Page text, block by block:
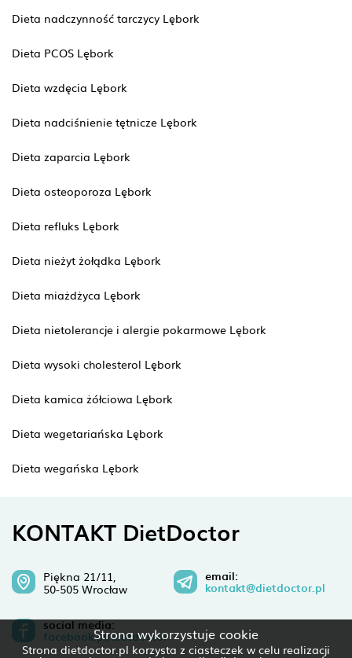
Strona wykorzystuje cookie
Strona dietdoctor.pl korzysta z ciasteczek w celu realizacji
Dieta nadczynność tarczycy Lębork
Dieta PCOS Lębork
Dieta wzdęcia Lębork
Dieta nadciśnienie tętnicze Lębork
Dieta zaparcia Lębork
Dieta osteoporoza Lębork
Dieta refluks Lębork
Dieta nieżyt żołądka Lębork
Dieta miażdżyca Lębork
Dieta nietolerancje i alergie pokarmowe Lębork
Dieta wysoki cholesterol Lębork
Dieta kamica żółciowa Lębork
Dieta wegetariańska Lębork
Dieta wegańska Lębork
KONTAKT DietDoctor
Piękna 21/11,
50-505 Wrocław
email:
kontakt@dietdoctor.pl
social media:
facebook.pl/dietdoctor